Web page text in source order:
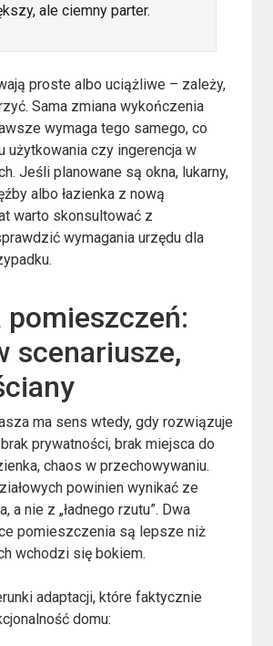
ale ciemny parter.
proste albo uciążliwe – zależy,
Sama zmiana wykończenia
wymaga tego samego, co
użytkowania czy ingerencja w
Jeśli planowane są okna, lukarny,
albo łazienka z nową
warto skonsultować z
wymagania urzędu dla
pomieszczeń:
scenariusze,
ma sens wtedy, gdy rozwiązuje
prywatności, brak miejsca do
chaos w przechowywaniu.
powinien wynikać ze
a nie z „ładnego rzutu”. Dwa
pomieszczenia są lepsze niż
wchodzi się bokiem.
adaptacji, które faktycznie
domu: